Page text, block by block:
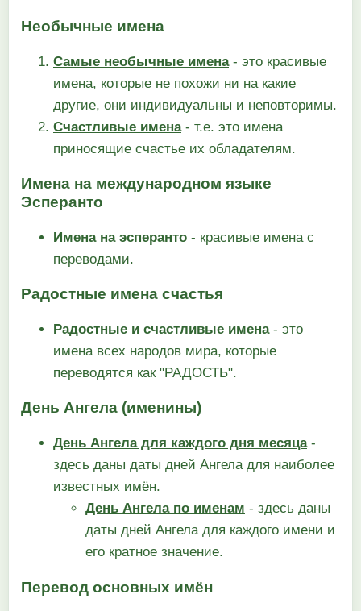
Необычные имена
Самые необычные имена- это красивые
имена, которые не похожи ни на какие
другие, они индивидуальны и неповторимы.
Счастливые имена- т.е. это имена
приносящие счастье их обладателям.
Имена на международном языке
Эсперанто
Имена на эсперанто - красивые имена с
переводами.
Радостные имена счастья
Радостные и счастливые имена- это
имена всех народов мира, которые
переводятся как "РАДОСТЬ".
День Ангела (именины)
День Ангела для каждого дня месяца-
здесь даны даты дней Ангела для наиболее
известных имён.
День Ангела по именам - здесь даны
даты дней Ангела для каждого имени и
его кратное значение.
Перевод основных имён